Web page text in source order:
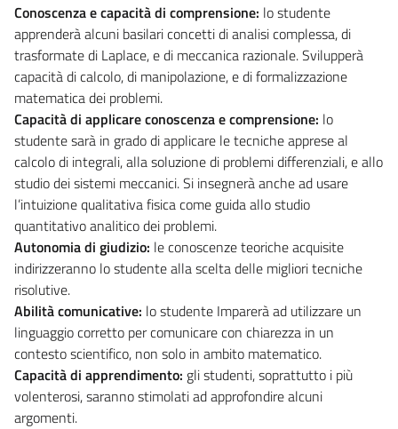
Conoscenza e capacità di comprensione: lo studente
apprenderà alcuni basilari concetti di analisi complessa, di
trasformate di Laplace, e di meccanica razionale. Svilupperà
capacità di calcolo, di manipolazione, e di formalizzazione
matematica dei problemi.
Capacità di applicare conoscenza e comprensione: lo
studente sarà in grado di applicare le tecniche apprese al
calcolo di integrali, alla soluzione di problemi differenziali, e allo
studio dei sistemi meccanici. Si insegnerà anche ad usare
l’intuizione qualitativa fisica come guida allo studio
quantitativo analitico dei problemi.
Autonomia di giudizio: le conoscenze teoriche acquisite
indirizzeranno lo studente alla scelta delle migliori tecniche
risolutive.
Abilità comunicative: lo studente Imparerà ad utilizzare un
linguaggio corretto per comunicare con chiarezza in un
contesto scientifico, non solo in ambito matematico.
Capacità di apprendimento: gli studenti, soprattutto i più
volenterosi, saranno stimolati ad approfondire alcuni
argomenti.